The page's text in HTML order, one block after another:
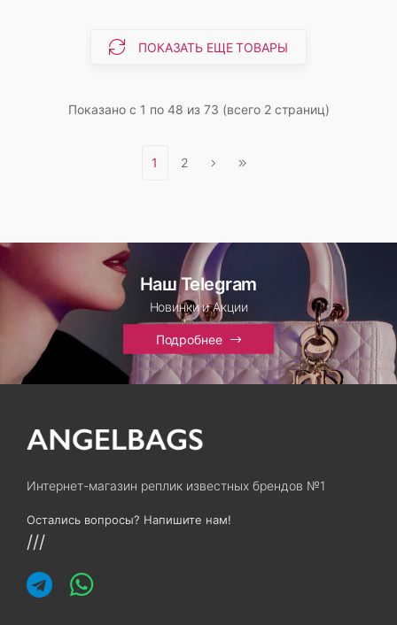
ПОКАЗАТЬ ЕЩЕ ТОВАРЫ
Показано с 1 по 48 из 73 (всего 2 страниц)
1 2
Наш Telegram
Новинки и Акции
Подробнее
Интернет-магазин реплик известных брендов №1
Остались вопросы? Напишите нам!
///